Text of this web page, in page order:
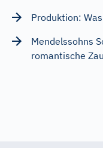
Produktion:
Mendelssohns
romantische